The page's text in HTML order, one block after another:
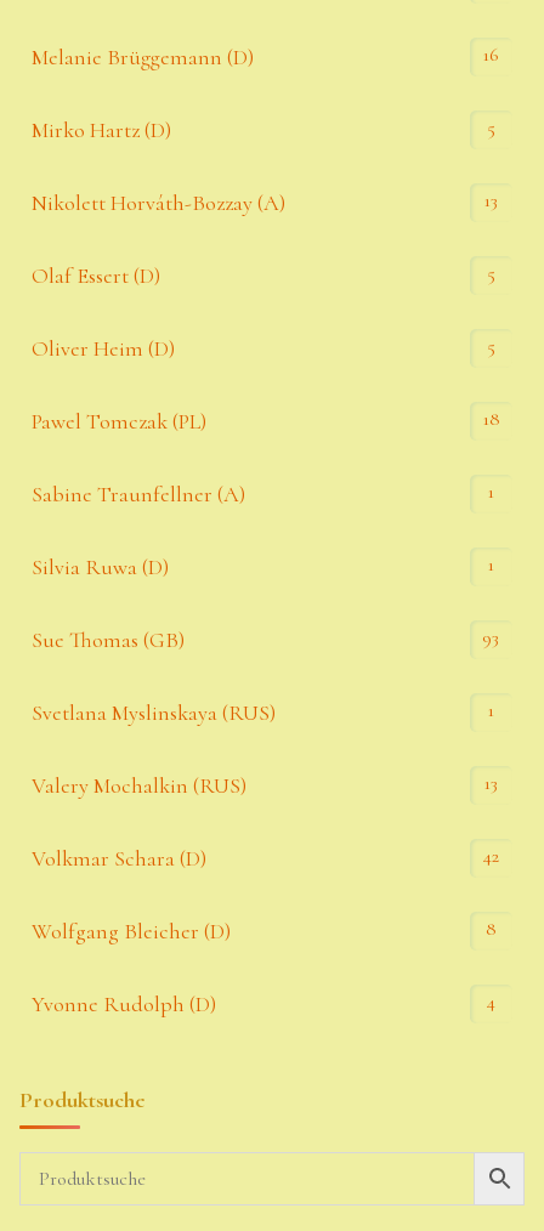
Melanie Brüggemann (D) 16
Mirko Hartz (D) 5
Nikolett Horváth-Bozzay (A) 13
Olaf Essert (D) 5
Oliver Heim (D) 5
Pawel Tomczak (PL) 18
Sabine Traunfellner (A) 1
Silvia Ruwa (D) 1
Sue Thomas (GB) 93
Svetlana Myslinskaya (RUS) 1
Valery Mochalkin (RUS) 13
Volkmar Schara (D) 42
Wolfgang Bleicher (D) 8
Yvonne Rudolph (D) 4
Produktsuche